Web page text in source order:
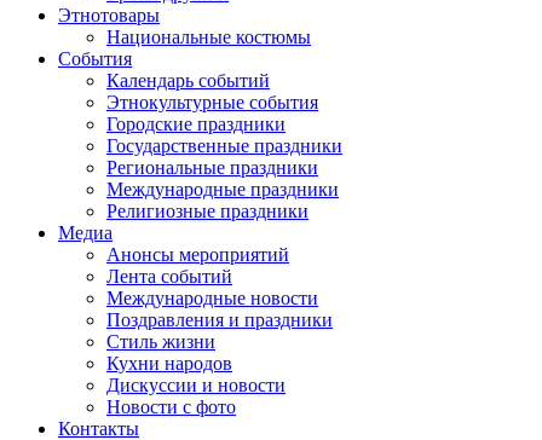
Этнотовары
Национальные костюмы
События
Календарь событий
Этнокультурные события
Городские праздники
Государственные праздники
Региональные праздники
Международные праздники
Религиозные праздники
Медиа
Анонсы мероприятий
Лента событий
Международные новости
Поздравления и праздники
Cтиль жизни
Кухни народов
Дискуссии и новости
Новости с фото
Контакты